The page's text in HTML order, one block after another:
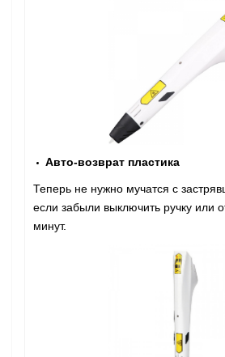
Авто-возврат пластика
Теперь не нужно мучатся с
если забыли выключить ручку или
минут.